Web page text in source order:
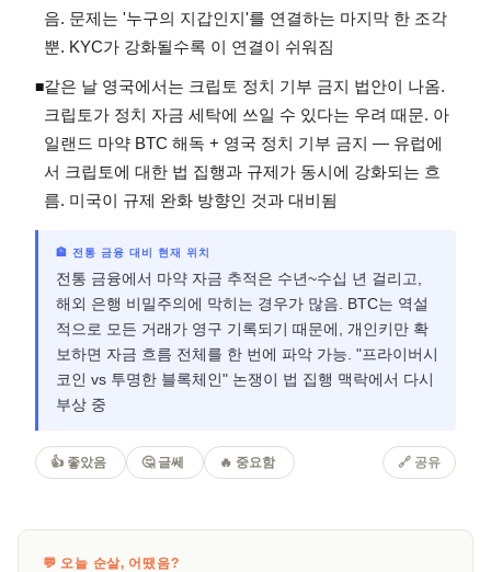
음. 문제는 '누구의 지갑인지'를 연결하는 마지막 한 조각
뿐. KYC가 강화될수록 이 연결이 쉬워짐
◾같은 날 영국에서는 크립토 정치 기부 금지 법안이 나옴.
크립토가 정치 자금 세탁에 쓰일 수 있다는 우려 때문. 아
일랜드 마약 BTC 해독 + 영국 정치 기부 금지 — 유럽에
서 크립토에 대한 법 집행과 규제가 동시에 강화되는 흐
름. 미국이 규제 완화 방향인 것과 대비됨
🏦 전통 금융 대비 현재 위치
전통 금융에서 마약 자금 추적은 수년~수십 년 걸리고,
해외 은행 비밀주의에 막히는 경우가 많음. BTC는 역설
적으로 모든 거래가 영구 기록되기 때문에, 개인키만 확
보하면 자금 흐름 전체를 한 번에 파악 가능. "프라이버시
코인 vs 투명한 블록체인" 논쟁이 법 집행 맥락에서 다시
부상 중
👍 좋았음 🤔 글쎄 🔥 중요함 🔗 공유
💬 오늘 순살, 어땠음?